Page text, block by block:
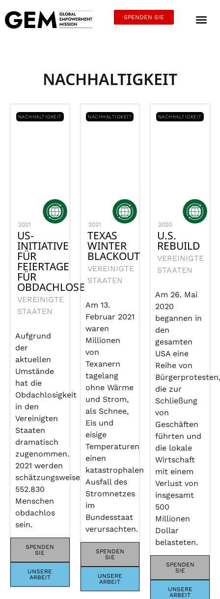
SPENDEN SIE
NACHHALTIGKEIT
NACHHALTIGKEIT
2021
US-
INITIATIVE
FÜR
FEIERTAGE
FÜR
OBDACHLOSE
VEREINIGTE
STAATEN
Aufgrund
der
aktuellen
Umstände
hat die
Obdachlosigkeit
in den
Vereinigten
Staaten
dramatisch
zugenommen.
2021 werden
schätzungsweise
552.830
Menschen
obdachlos
sein.
SPENDEN
SIE
UNSERE
ARBEIT
NACHHALTIGKEIT
2021
TEXAS
WINTER
BLACKOUT
VEREINIGTE
STAATEN
Am 13.
Februar 2021
waren
Millionen
von
Texanern
tagelang
ohne Wärme
und Strom,
als Schnee,
Eis und
eisige
Temperaturen
einen
katastrophalen
Ausfall des
Stromnetzes
im
Bundesstaat
verursachten.
SPENDEN
SIE
UNSERE
ARBEIT
NACHHALTIGKEIT
2020
U.S.
REBUILD
VEREINIGTE
STAATEN
Am 26. Mai
2020
begannen in
den
gesamten
USA eine
Reihe von
die zur
Schließung
von
Geschäften
führten und
die lokale
Wirtschaft
mit einem
Verlust von
insgesamt
500
Millionen
Dollar
belasteten.
SPENDEN
SIE
UNSERE
ARBEIT